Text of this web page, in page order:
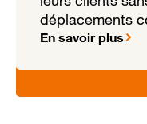
déplacements
En savoir plus